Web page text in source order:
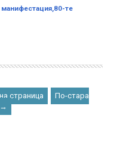
те
страница
По-стара
→